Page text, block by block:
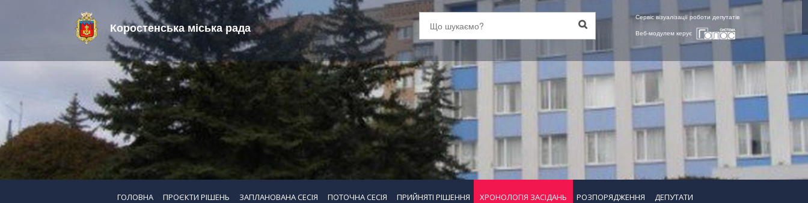
Коростенська міська рада
Сервіс візуалізації роботи депутатів
Веб-модулем керує
ГОЛОВНА ПРОЄКТИ РІШЕНЬ ЗАПЛАНОВАНА СЕСІЯ ПОТОЧНА СЕСІЯ ПРИЙНЯТІ РІШЕННЯ ХРОНОЛОГІЯ ЗАСІДАНЬ РОЗПОРЯДЖЕННЯ ДЕПУТАТИ